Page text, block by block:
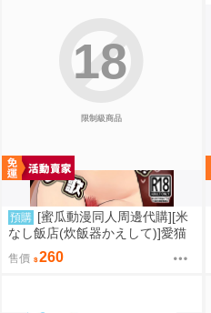
限制級商品
18
預購 [蜜瓜動漫同人周邊代購][米
なし飯店(炊飯器かえして)]愛猫
賛歌(FGO)(同人誌)
售價 260